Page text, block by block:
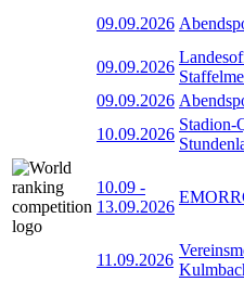
09.09.2026
09.09.2026
09.09.2026
10.09.2026
Stadion-
10.09 -
13.09.2026
11.09.2026